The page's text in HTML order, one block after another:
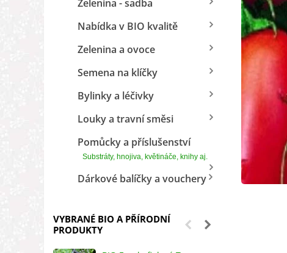
Zelenina - sadba
Nabídka v BIO kvalitě
Zelenina a ovoce
Semena na klíčky
Bylinky a léčivky
Louky a travní směsi
Pomůcky a příslušenství
Substráty, hnojiva, květináče, knihy aj.
Dárkové balíčky a vouchery
VYBRANÉ BIO A PŘÍRODNÍ
PRODUKTY